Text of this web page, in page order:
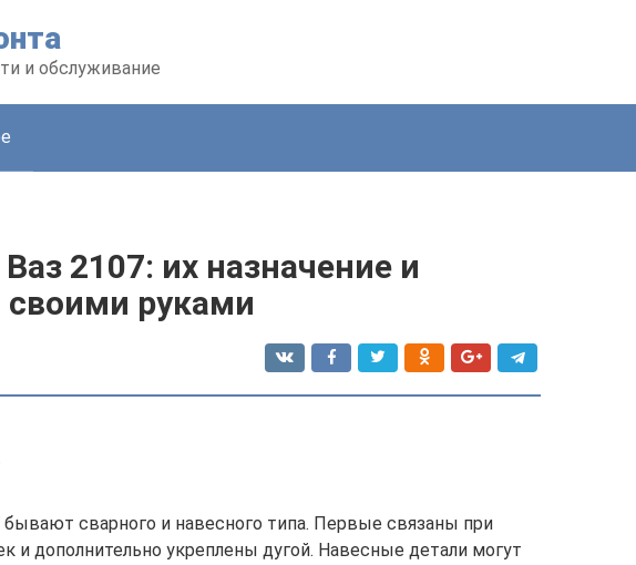
и обслуживание
2107: их назначение и
руками
бывают сварного и навесного типа. Первые связаны при
и дополнительно укреплены дугой. Навесные детали могут